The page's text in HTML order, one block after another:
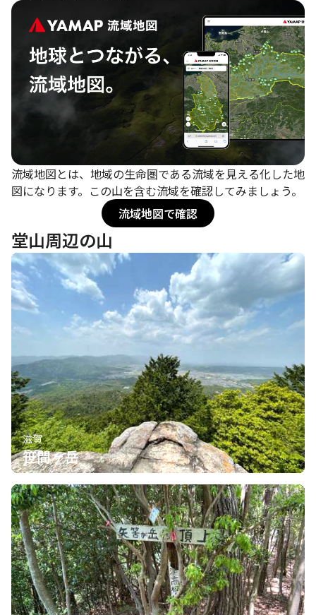
流域地図とは、地域の生命圏である流域を見える化した地
図になります。この山を含む流域を確認してみましょう。
流域地図で確認
堂山周辺の山
滋賀
笹間ヶ岳